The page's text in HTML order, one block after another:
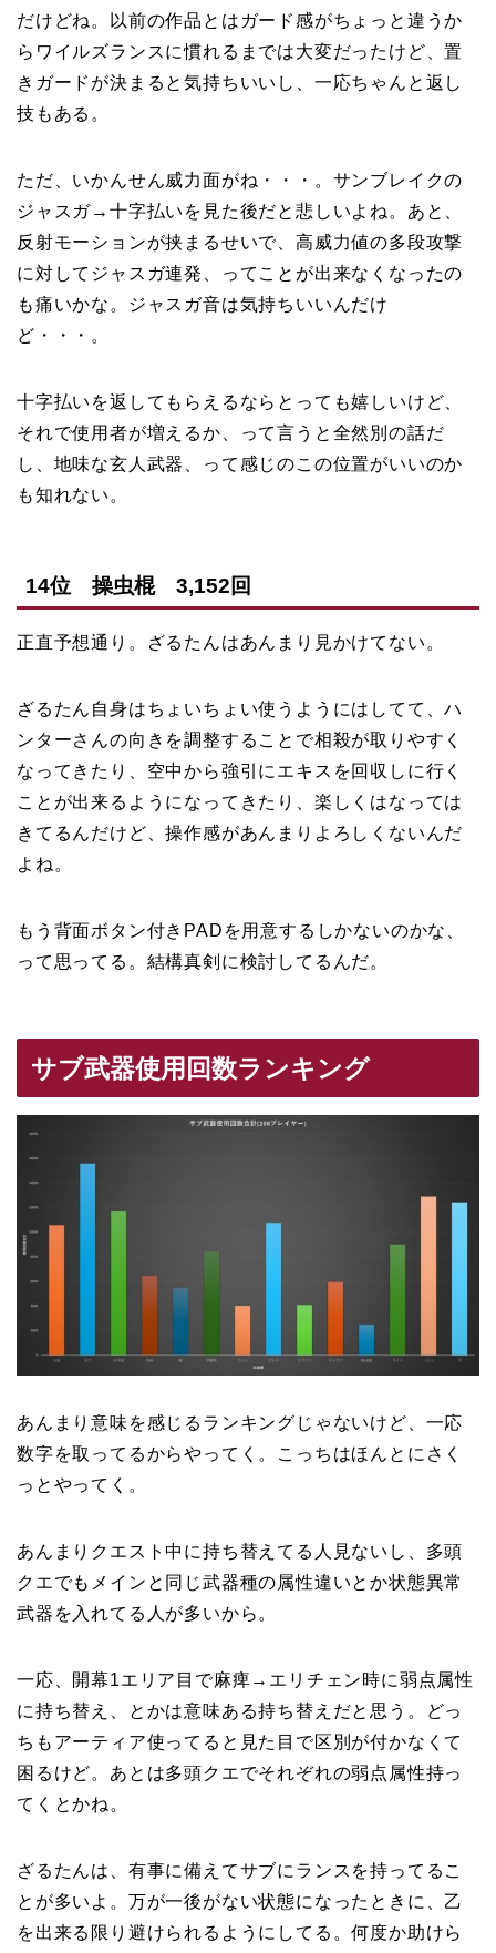
だけどね。以前の作品とはガード感がちょっと違うか
らワイルズランスに慣れるまでは大変だったけど、置
きガードが決まると気持ちいいし、一応ちゃんと返し
技もある。
ただ、いかんせん威力面がね・・・。サンブレイクの
ジャスガ→十字払いを見た後だと悲しいよね。あと、
反射モーションが挟まるせいで、高威力値の多段攻撃
に対してジャスガ連発、ってことが出来なくなったの
も痛いかな。ジャスガ音は気持ちいいんだけ
ど・・・。
十字払いを返してもらえるならとっても嬉しいけど、
それで使用者が増えるか、って言うと全然別の話だ
し、地味な玄人武器、って感じのこの位置がいいのか
も知れない。
14位 操虫棍 3,152回
正直予想通り。ざるたんはあんまり見かけてない。
ざるたん自身はちょいちょい使うようにはしてて、ハ
ンターさんの向きを調整することで相殺が取りやすく
なってきたり、空中から強引にエキスを回収しに行く
ことが出来るようになってきたり、楽しくはなっては
きてるんだけど、操作感があんまりよろしくないんだ
よね。
もう背面ボタン付きPADを用意するしかないのかな、
って思ってる。結構真剣に検討してるんだ。
サブ武器使用回数ランキング
あんまり意味を感じるランキングじゃないけど、一応
数字を取ってるからやってく。こっちはほんとにさく
っとやってく。
あんまりクエスト中に持ち替えてる人見ないし、多頭
クエでもメインと同じ武器種の属性違いとか状態異常
武器を入れてる人が多いから。
一応、開幕1エリア目で麻痺→エリチェン時に弱点属性
に持ち替え、とかは意味ある持ち替えだと思う。どっ
ちもアーティア使ってると見た目で区別が付かなくて
困るけど。あとは多頭クエでそれぞれの弱点属性持っ
てくとかね。
ざるたんは、有事に備えてサブにランスを持ってるこ
とが多いよ。万が一後がない状態になったときに、乙
を出来る限り避けられるようにしてる。何度か助けら